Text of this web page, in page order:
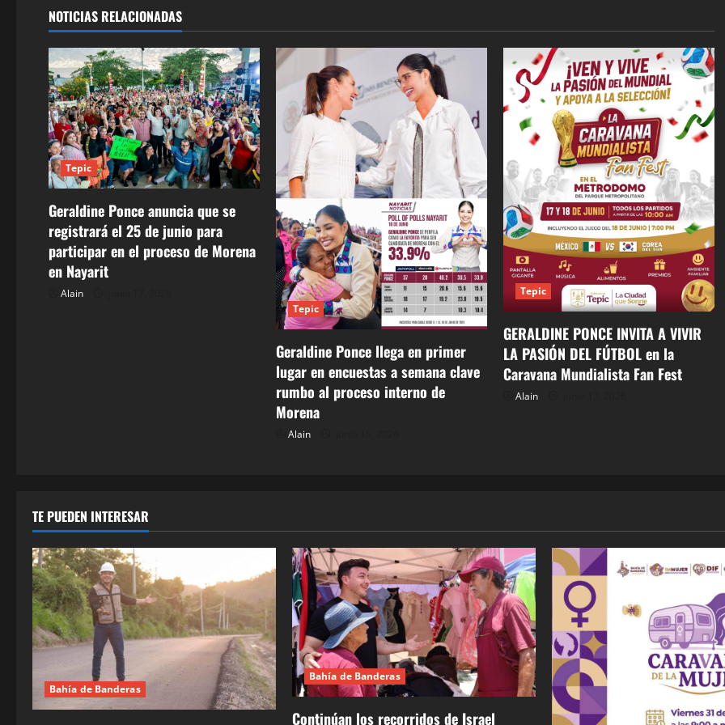
g
a
c
i
ó
n
d
e
e
s
NOTICIAS RELACIONADAS
Tepic
Geraldine Ponce anuncia que se
registrará el 25 de junio para
participar en el proceso de Morena
en Nayarit
Alain
Tepic
Geraldine Ponce llega en primer
lugar en encuestas a semana clave
rumbo al proceso interno de
Morena
Alain
Tepic
GERALDINE PONCE INVITA A VIVIR
LA PASIÓN DEL FÚTBOL en la
Caravana Mundialista Fan Fest
Alain
TE PUEDEN INTERESAR
Bahía de Banderas
Bahía de Banderas
Continúan los recorridos de Israel